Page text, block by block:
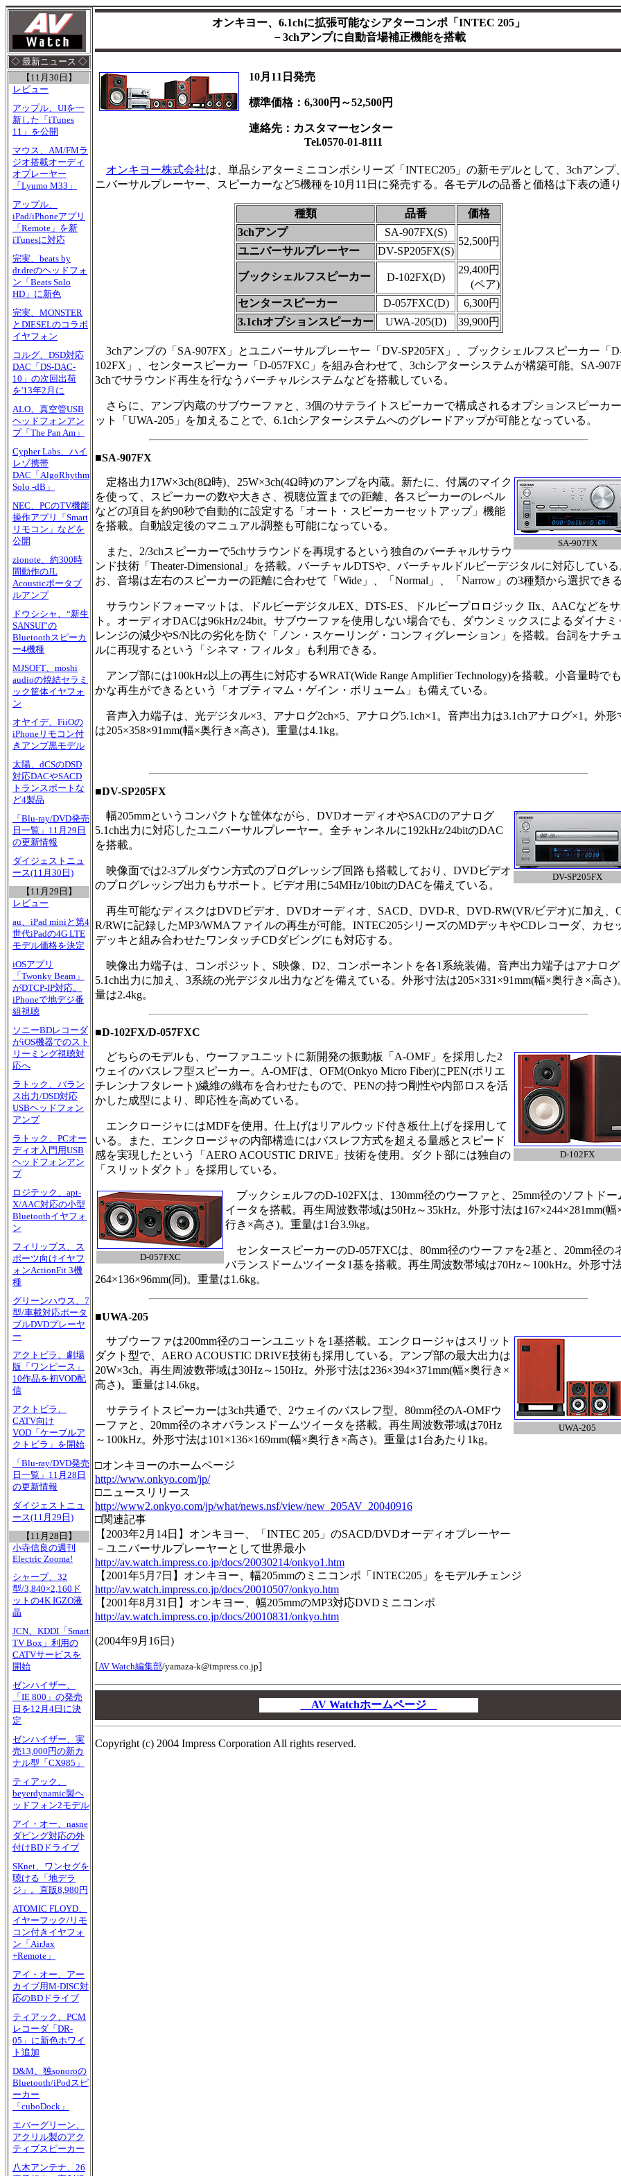
◇ 最新ニュース ◇
【11月30日】
レビュー
アップル、UIを一
新した「iTunes
11」を公開
マウス、AM/FMラ
ジオ搭載オーディ
オプレーヤー
「Lyumo M33」
アップル、
iPad/iPhoneアプリ
「Remote」を新
iTunesに対応
完実、beats by
dr.dreのヘッドフォ
ン「Beats Solo
HD」に新色
完実、MONSTER
とDIESELのコラボ
イヤフォン
コルグ、DSD対応
DAC「DS-DAC-
10」の次回出荷
を'13年2月に
ALO、真空管USB
ヘッドフォンアン
プ「The Pan Am」
Cypher Labs、ハイ
レゾ携帯
DAC「AlgoRhythm
Solo -dB」
NEC、PCのTV機能
操作アプリ「Smart
リモコン」などを
公開
zionote、約300時
間動作のJL
Acousticポータブ
ルアンプ
ドウシシャ、“新生
SANSUI”の
Bluetoothスピーカ
ー4機種
MJSOFT、moshi
audioの焼結セラミ
ック筐体イヤフォ
ン
オヤイデ、FiiOの
iPhoneリモコン付
きアンプ黒モデル
太陽、dCSのDSD
対応DACやSACD
トランスポートな
ど4製品
「Blu-ray/DVD発売
日一覧」11月29日
の更新情報
ダイジェストニュ
ース(11月30日)
【11月29日】
レビュー
au、iPad miniと第4
世代iPadの4G LTE
モデル価格を決定
iOSアプリ
「Twonky Beam」
がDTCP-IP対応。
iPhoneで地デジ番
組視聴
ソニーBDレコーダ
がiOS機器でのスト
リーミング視聴対
応へ
ラトック、バラン
ス出力/DSD対応
USBヘッドフォン
アンプ
ラトック、PCオー
ディオ入門用USB
ヘッドフォンアン
プ
ロジテック、apt-
X/AAC対応の小型
Bluetoothイヤフォ
ン
フィリップス、ス
ポーツ向けイヤフ
ォンActionFit 3機
種
グリーンハウス、7
型/車載対応ポータ
ブルDVDプレーヤ
ー
アクトビラ、劇場
版「ワンピース」
10作品を初VOD配
信
アクトビラ、
CATV向け
VOD「ケーブルア
クトビラ」を開始
「Blu-ray/DVD発売
日一覧」11月28日
の更新情報
ダイジェストニュ
ース(11月29日)
【11月28日】
小寺信良の週刊
Electric Zooma!
シャープ、32
型/3,840×2,160ド
ットの4K IGZO液
晶
JCN、KDDI「Smart
TV Box」利用の
CATVサービスを
開始
ゼンハイザー、
「IE 800」の発売
日を12月4日に決
定
ゼンハイザー、実
売13,000円の新カ
ナル型「CX985」
ティアック、
beyerdynamic製ヘ
ッドフォン2モデル
アイ・オー、nasne
ダビング対応の外
付けBDドライブ
SKnet、ワンセグを
聴ける「地デラ
ジ」。直販8,980円
ATOMIC FLOYD、
イヤーフック/リモ
コン付きイヤフォ
ン「AirJax
+Remote」
アイ・オー、アー
カイブ用M-DISC対
応のBDドライブ
ティアック、PCM
レコーダ「DR-
05」に新色ホワイ
ト追加
D&M、独sonoroの
Bluetooth/iPodスピ
ーカー
「cuboDock」
エバーグリーン、
アクリル製のアク
ティブスピーカー
八木アンテナ、26
オンキヨー、6.1chに拡張可能なシアターコンポ「INTEC 205」
－3chアンプに自動音場補正機能を搭載
10月11日発売
標準価格：6,300円～52,500円
連絡先：カスタマーセンター
Tel.0570-01-8111
オンキヨー株式会社は、単品シアターミニコンポシリーズ「INTEC205」の新モデルとして、3chアンプ
ニバーサルプレーヤー、スピーカーなど5機種を10月11日に発売する。各モデルの品番と価格は下表の通り
種類 品番
価格
3chアンプ
SA-907FX(S)
52,500円
ユニバーサルプレーヤー
DV-SP205FX(S)
ブックシェルフスピーカー D-102FX(D)
29,400円
(ペア)
センタースピーカー
D-057FXC(D)
6,300円
3.1chオプションスピーカー
UWA-205(D) 39,900円
3chアンプの「SA-907FX」とユニバーサルプレーヤー「DV-SP205FX」、ブックシェルフスピーカー「
102FX」、センタースピーカー「D-057FXC」を組み合わせて、3chシアターシステムが構築可能。SA-
3chでサラウンド再生を行なうバーチャルシステムなどを搭載している。
さらに、アンプ内蔵のサブウーファと、3個のサテライトスピーカーで構成されるオプションスピーカ
ット「UWA-205」を加えることで、6.1chシアターシステムへのグレードアップが可能となっている。
■SA-907FX
SA-907FX
定格出力17W×3ch(8Ω時)、25W×3ch(4Ω時)のアンプを内蔵。新たに、付属のマイク
を使って、スピーカーの数や大きさ、視聴位置までの距離、各スピーカーのレベル
などの項目を約90秒で自動的に設定する「オート・スピーカーセットアップ」機能
を搭載。自動設定後のマニュアル調整も可能になっている。
また、2/3chスピーカーで5chサラウンドを再現するという独自のバーチャルサラウ
ンド技術「Theater-Dimensional」を搭載。バーチャルDTSや、バーチャルドルビーデジタルに対応している
お、音場は左右のスピーカーの距離に合わせて「Wide」、「Normal」、「Narrow」の3種類から選択できる
サラウンドフォーマットは、ドルビーデジタルEX、DTS-ES、ドルビープロロジック IIx、AACなどを
ト。オーディオDACは96kHz/24bit。サブウーファを使用しない場合でも、ダウンミックスによるダイナミ
レンジの減少やS/N比の劣化を防ぐ「ノン・スケーリング・コンフィグレーション」を搭載。台詞をナチ
ルに再現するという「シネマ・フィルタ」も利用できる。
アンプ部には100kHz以上の再生に対応するWRAT(Wide Range Amplifier Technology)を搭載。小音量時で
かな再生ができるという「オプティマム・ゲイン・ボリューム」も備えている。
音声入力端子は、光デジタル×3、アナログ2ch×5、アナログ5.1ch×1。音声出力は3.1chアナログ×1。外形
は205×358×91mm(幅×奥行き×高さ)。重量は4.1kg。
■DV-SP205FX
DV-SP205FX
幅205mmというコンパクトな筐体ながら、DVDオーディオやSACDのアナログ
5.1ch出力に対応したユニバーサルプレーヤー。全チャンネルに192kHz/24bitのDAC
を搭載。
映像面では2-3プルダウン方式のプログレッシブ回路も搭載しており、DVDビデオ
のプログレッシブ出力もサポート。ビデオ用に54MHz/10bitのDACを備えている。
再生可能なディスクはDVDビデオ、DVDオーディオ、SACD、DVD-R、DVD-RW(VR/ビデオ)に加え、
R/RWに記録したMP3/WMAファイルの再生が可能。INTEC205シリーズのMDデッキやCDレコーダ、カセ
デッキと組み合わせたワンタッチCDダビングにも対応する。
映像出力端子は、コンポジット、S映像、D2、コンポーネントを各1系統装備。音声出力端子はアナログ
5.1ch出力に加え、3系統の光デジタル出力などを備えている。外形寸法は205×331×91mm(幅×奥行き×高さ)
量は2.4kg。
■D-102FX/D-057FXC
D-102FX
どちらのモデルも、ウーファユニットに新開発の振動板「A-OMF」を採用した2
ウェイのバスレフ型スピーカー。A-OMFは、OFM(Onkyo Micro Fiber)にPEN(ポリエ
チレンナフタレート)繊維の織布を合わせたもので、PENの持つ剛性や内部ロスを活
かした成型により、即応性を高めている。
エンクロージャにはMDFを使用。仕上げはリアルウッド付き板仕上げを採用して
いる。また、エンクロージャの内部構造にはバスレフ方式を超える量感とスピード
感を実現したという「AERO ACOUSTIC DRIVE」技術を使用。ダクト部には独自の
「スリットダクト」を採用している。
D-057FXC
ブックシェルフのD-102FXは、130mm径のウーファと、25mm径のソフトドー
イータを搭載。再生周波数帯域は50Hz～35kHz。外形寸法は167×244×281mm(幅
行き×高さ)。重量は1台3.9kg。
センタースピーカーのD-057FXCは、80mm径のウーファを2基と、20mm径の
バランスドームツイータ1基を搭載。再生周波数帯域は70Hz～100kHz。外形寸
264×136×96mm(同)。重量は1.6kg。
■UWA-205
UWA-205
サブウーファは200mm径のコーンユニットを1基搭載。エンクロージャはスリット
ダクト型で、AERO ACOUSTIC DRIVE技術も採用している。アンプ部の最大出力は
20W×3ch。再生周波数帯域は30Hz～150Hz。外形寸法は236×394×371mm(幅×奥行き×
高さ)。重量は14.6kg。
サテライトスピーカーは3ch共通で、2ウェイのバスレフ型。80mm径のA-OMFウ
ーファと、20mm径のネオバランスドームツイータを搭載。再生周波数帯域は70Hz
～100kHz。外形寸法は101×136×169mm(幅×奥行き×高さ)。重量は1台あたり1kg。
□オンキヨーのホームページ
http://www.onkyo.com/jp/
□ニュースリリース
http://www2.onkyo.com/jp/what/news.nsf/view/new_205AV_20040916
□関連記事
【2003年2月14日】オンキヨー、「INTEC 205」のSACD/DVDオーディオプレーヤー
－ユニバーサルプレーヤーとして世界最小
http://av.watch.impress.co.jp/docs/20030214/onkyo1.htm
【2001年5月7日】オンキヨー、幅205mmのミニコンポ「INTEC205」をモデルチェンジ
http://av.watch.impress.co.jp/docs/20010507/onkyo.htm
【2001年8月31日】オンキヨー、幅205mmのMP3対応DVDミニコンポ
http://av.watch.impress.co.jp/docs/20010831/onkyo.htm
(2004年9月16日 )
[AV Watch編集部/yamaza-k@impress.co.jp]
AV Watchホームページ
Copyright (c) 2004 Impress Corporation All rights reserved.